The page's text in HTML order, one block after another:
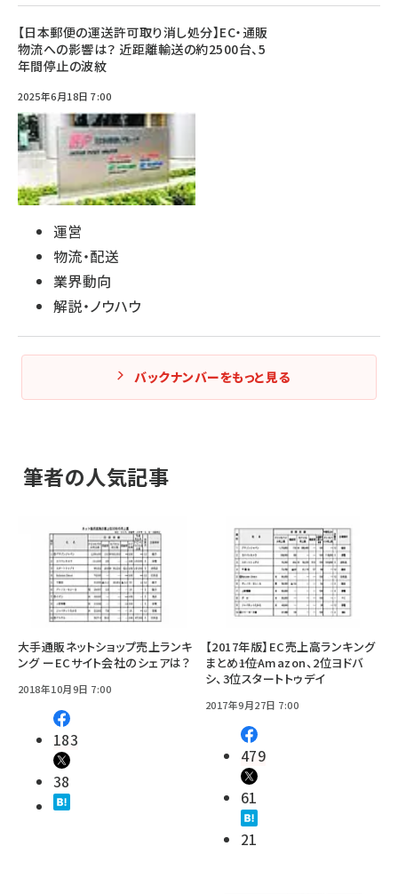
【日本郵便の運送許可取り消し処分】EC・通販
物流への影響は？ 近距離輸送の約2500台、5
年間停止の波紋
2025年6月18日 7:00
運営
物流・配送
業界動向
解説・ノウハウ
バックナンバーをもっと見る
筆者の人気記事
大手通販ネットショップ売上ランキ
ング ーECサイト会社のシェアは？
2018年10月9日 7:00
183
38
【2017年版】EC売上高ランキング
まとめ――1位Amazon、2位ヨドバ
シ、3位スタートトゥデイ
2017年9月27日 7:00
479
61
21